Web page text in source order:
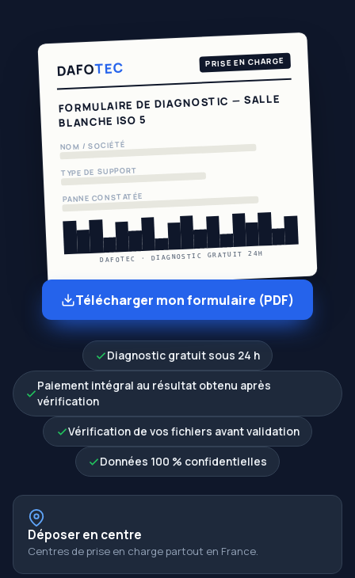
DAFOTEC PRISE EN CHARGE
FORMULAIRE DE DIAGNOSTIC — SALLE
BLANCHE ISO 5
NOM / SOCIÉTÉ
TYPE DE SUPPORT
PANNE CONSTATÉE
DAFOTEC · DIAGNOSTIC GRATUIT 24H
Télécharger mon formulaire (PDF)
Diagnostic gratuit sous 24 h
Paiement intégral au résultat obtenu après
vérification
Vérification de vos fichiers avant validation
Données 100 % confidentielles
Déposer en centre
Centres de prise en charge partout en France.